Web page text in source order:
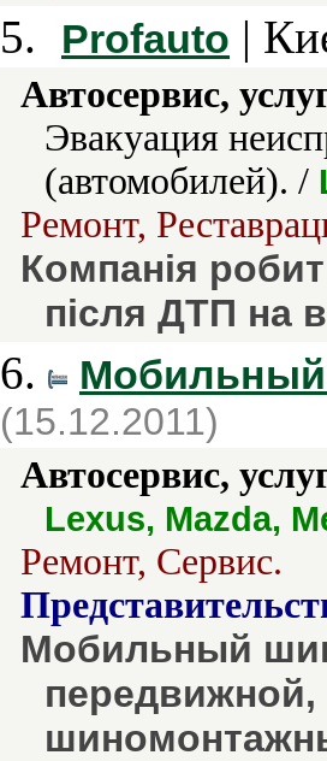
5. Profauto |
Автосервис,
Эвакуация
(автомобилей). /
Ремонт,
Компанія
після ДТП на
6.
(15.12.2011)
Автосервис,
Lexus, Mazda,
Ремонт, Сервис.
Мобильный